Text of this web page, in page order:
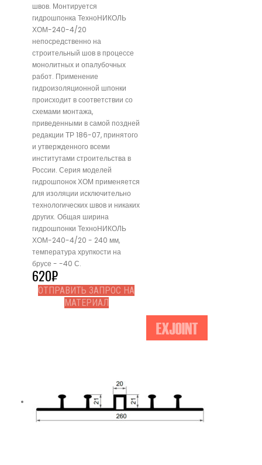
швов. Монтируется
гидрошпонка ТехноНИКОЛЬ
ХОМ-240-4/20
непосредственно на
строительный шов в процессе
монолитных и опалубочных
работ. Применение
гидроизоляционной шпонки
происходит в соответствии со
схемами монтажа,
приведенными в самой поздней
редакции ТР 186-07, принятого
и утвержденного всеми
институтами строительства в
России. Серия моделей
гидрошпонок ХОМ применяется
для изоляции исключительно
технологических швов и никаких
других. Общая ширина
гидрошпонки ТехноНИКОЛЬ
ХОМ-240-4/20 - 240 мм,
температура хрупкости на
брусе - -40 С.
620₽
ОТПРАВИТЬ ЗАПРОС НА
МАТЕРИАЛ